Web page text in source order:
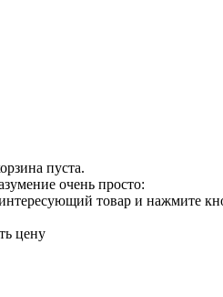
пуста.
очень просто:
товар и нажмите
цену